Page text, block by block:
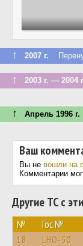
↑ 2007 г.
↑ 2003 г. — 2004
↑ Апрель 1996 г.
Ваш
Вы не вошли на
Комментарии
Другие ТС с
№ Гос.№
18 LHO-50